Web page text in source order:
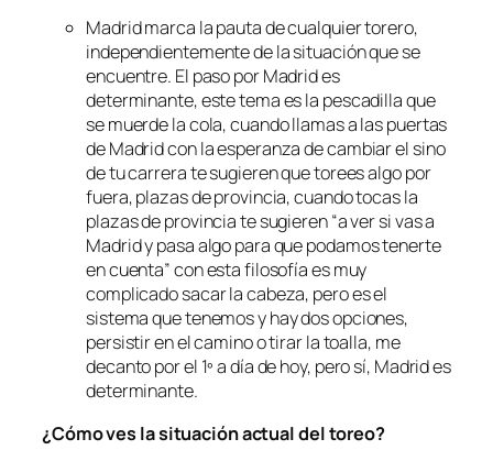
Madrid marca la pauta de cualquier torero,
independientemente de la situación que se
encuentre. El paso por Madrid es
determinante, este tema es la pescadilla que
se muerde la cola, cuando llamas a las puertas
de Madrid con la esperanza de cambiar el sino
de tu carrera te sugieren que torees algo por
fuera, plazas de provincia, cuando tocas la
plazas de provincia te sugieren “a ver si vas a
Madrid y pasa algo para que podamos tenerte
en cuenta” con esta filosofía es muy
complicado sacar la cabeza, pero es el
sistema que tenemos y hay dos opciones,
persistir en el camino o tirar la toalla, me
decanto por el 1º a día de hoy, pero sí, Madrid es
determinante.
¿Cómo ves la situación actual del toreo?